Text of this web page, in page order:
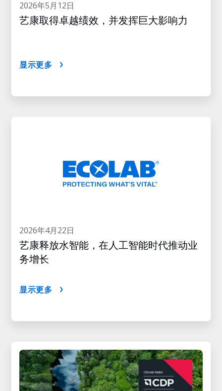
2026年5月12日
艺康取得卓越绩效，并发挥巨大影响力
显示更多
2026年4月22日
艺康释放水智能，在人工智能时代推动业
务增长
显示更多